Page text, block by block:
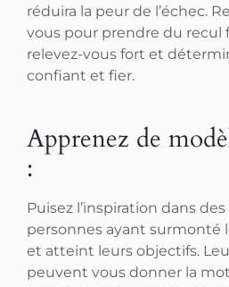
réduira la peur de l’échec.
vous pour prendre du recul
relevez-vous fort et
confiant et fier.
Apprenez de
:
Puisez l’inspiration dans
personnes ayant surmonté
et atteint leurs objectifs.
peuvent vous donner la